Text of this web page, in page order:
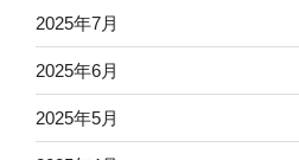
2025年7月
2025年6月
2025年5月